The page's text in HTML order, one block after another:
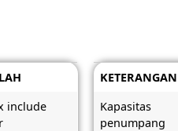
include
KETERANGAN
Kapasitas
penumpang